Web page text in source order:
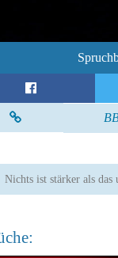
Nichts ist stärker als das